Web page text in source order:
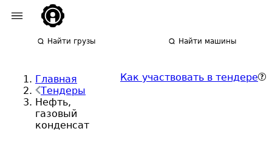
Найти грузы Найти машины
Главная
Тендеры
Нефть,
газовый
конденсат
Как участвовать в тендере